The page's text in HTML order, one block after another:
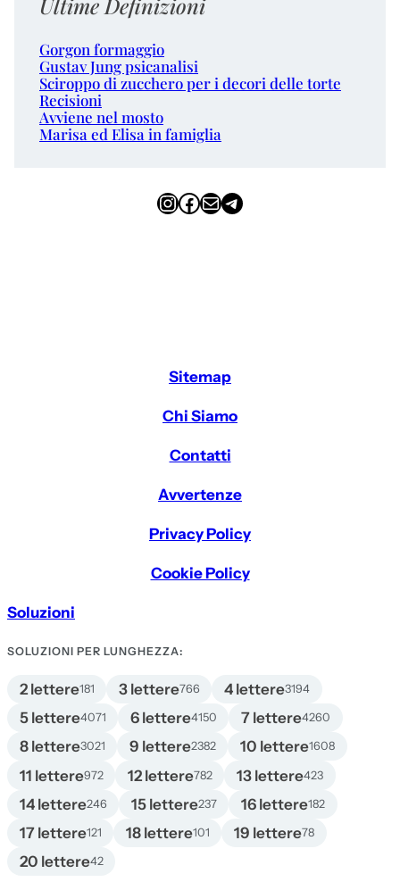
Ultime Definizioni
Gorgon formaggio
Gustav Jung psicanalisi
Sciroppo di zucchero per i decori delle torte
Recisioni
Avviene nel mosto
Marisa ed Elisa in famiglia
InstagramFacebook Email Telegram
Sitemap
Chi Siamo
Contatti
Avvertenze
Privacy Policy
Cookie Policy
Soluzioni
SOLUZIONI PER LUNGHEZZA:
2 lettere181 3 lettere766 4 lettere3194
5 lettere4071 6 lettere4150 7 lettere4260
8 lettere3021 9 lettere2382 10 lettere1608
11 lettere972 12 lettere782 13 lettere423
14 lettere246 15 lettere237 16 lettere182
17 lettere121 18 lettere101 19 lettere78
20 lettere42